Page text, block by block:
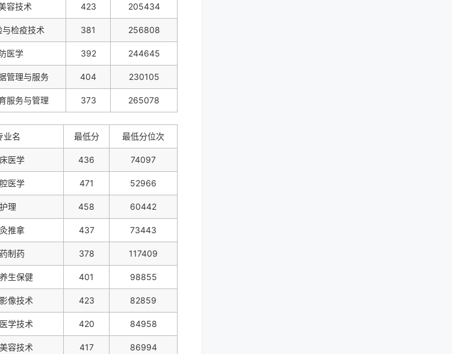
容技术 423 205434
与检疫技术 381 256808
医学 392 244645
管理与服务 404 230105
服务与管理 373 265078
业名 最低分 最低分位次
医学 436 74097
医学 471 52966
护理 458 60442
推拿 437 73443
制药 378 117409
生保健 401 98855
像技术 423 82859
学技术 420 84958
容技术 417 86994